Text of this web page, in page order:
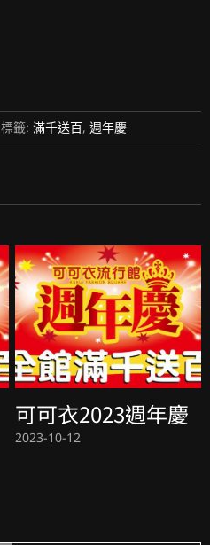
標籤: 滿千送百, 週年慶
可可衣2023週年慶
2023-10-12